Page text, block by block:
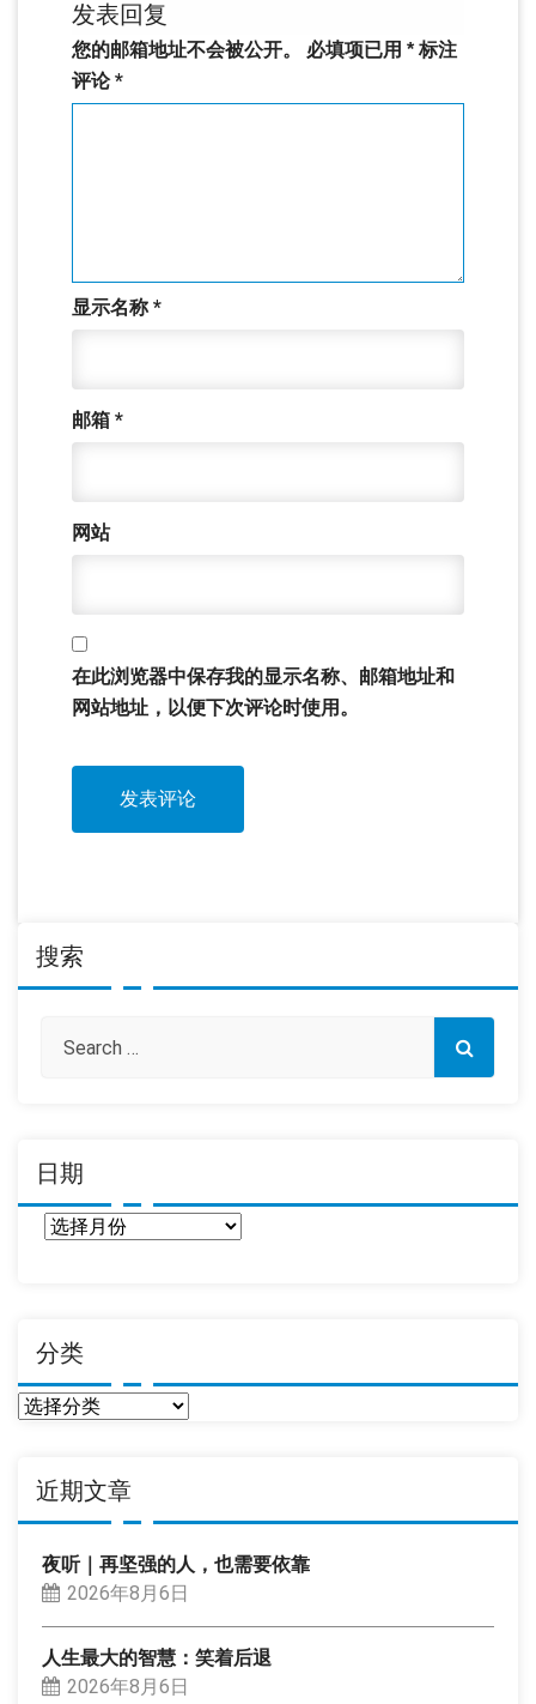
发表回复
您的邮箱地址不会被公开。 必填项已用 * 标注
评论*
显示名称*
邮箱 *
网站
在此浏览器中保存我的显示名称、邮箱地址和
网站地址，以便下次评论时使用。
搜索
日期
分类
分
近期文章
夜听｜再坚强的人，也需要依靠
2026年8月6日
人生最大的智慧：笑着后退
2026年8月6日